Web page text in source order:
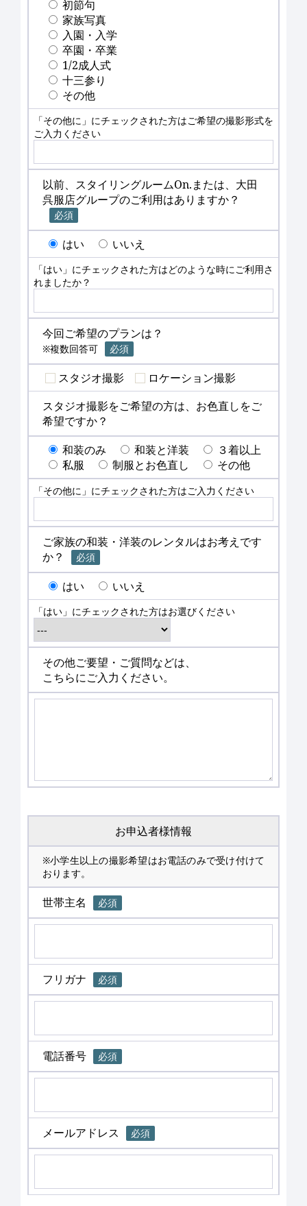
初節句
家族写真
入園・入学
卒園・卒業
1/2成人式
十三参り
その他
「その他に」にチェックされた方はご希望の撮影形式を
ご入力ください
以前、スタイリングルームOn.または、大田
呉服店グループのご利用はありますか？
必須
はい いいえ
「はい」にチェックされた方はどのような時にご利用さ
れましたか？
今回ご希望のプランは？
※複数回答可 必須
スタジオ撮影
ロケーション撮影
スタジオ撮影をご希望の方は、お色直しをご
希望ですか？
和装のみ
和装と洋装
３着以上
私服
制服とお色直し その他
「その他に」にチェックされた方はご入力ください
ご家族の和装・洋装のレンタルはお考えです
か？
必須
はい いいえ
「はい」にチェックされた方はお選びください
その他ご要望・ご質問などは、
こちらにご入力ください。
お申込者様情報
※小学生以上の撮影希望はお電話のみで受け付けて
おります。
世帯主名 必須
フリガナ 必須
電話番号 必須
メールアドレス 必須